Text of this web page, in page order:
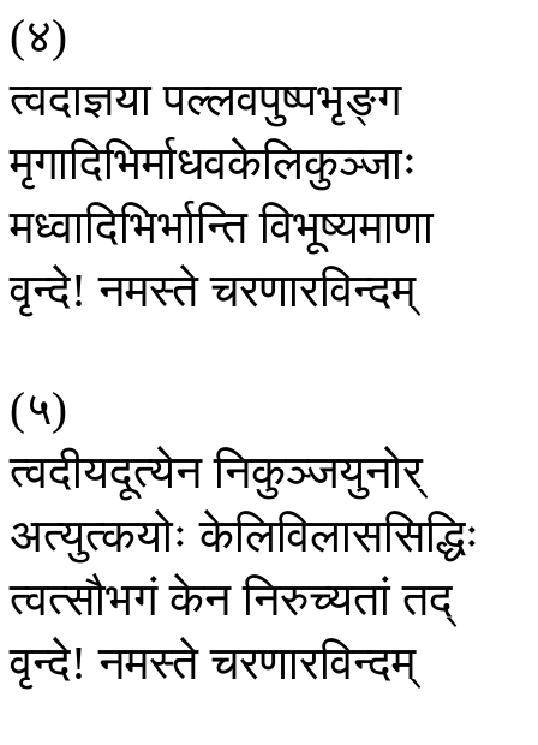
(४)
त्वदाज्ञयापल्लवपुष्पभृङ्ग
मृगादिभिर्माधवकेलिकुञ्जाः
मध्वादिभिर्भान्तिविभूष्यमाणा
वृन्दे!नमस्तेचरणारविन्दम्
(५)
त्वदीयदूत्येननिकुञ्जयुनोर्
अत्युत्कयोः केलिविलाससिद्धिः
त्वत्सौभगंकेननिरुच्यतांतद्
वृन्दे!नमस्तेचरणारविन्दम्